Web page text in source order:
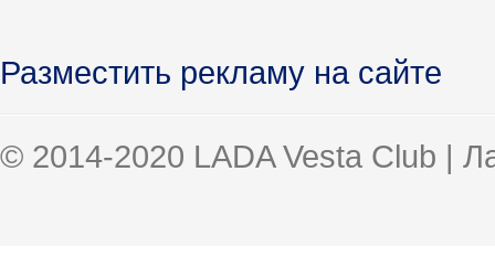
Разместить рекламу на сайте
© 2014-2020 LADA Vesta Club |